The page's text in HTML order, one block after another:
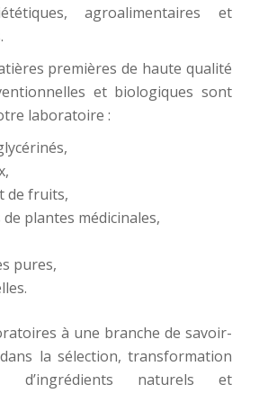
agroalimentaires et
premières de haute qualité
et biologiques sont
laboratoire :
de fruits,
plantes médicinales,
pures,
à une branche de savoir-
la sélection, transformation
d’ingrédients naturels et